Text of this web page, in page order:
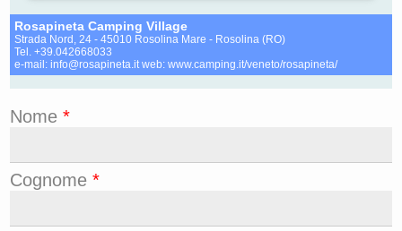
Rosapineta Camping Village
Strada Nord, 24 - 45010 Rosolina Mare - Rosolina (RO)
Tel. +39.042668033
e-mail:info@rosapineta.it web: www.camping.it/veneto/rosapineta/
Nome *
Cognome *